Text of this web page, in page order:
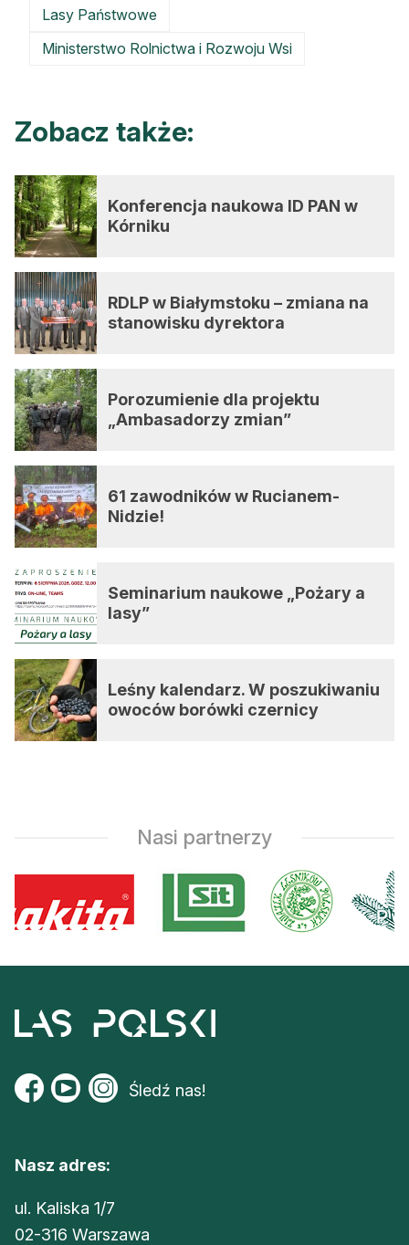
Lasy Państwowe
Ministerstwo Rolnictwa i Rozwoju Wsi
Zobacz także:
Konferencja naukowa ID PAN w
Kórniku
RDLP w Białymstoku – zmiana na
stanowisku dyrektora
Porozumienie dla projektu
„Ambasadorzy zmian”
61 zawodników w Rucianem-
Nidzie!
Seminarium naukowe „Pożary a
lasy”
Leśny kalendarz. W poszukiwaniu
owoców borówki czernicy
Nasi partnerzy
Śledź nas!
Nasz adres:
ul. Kaliska 1/7
02-316 Warszawa